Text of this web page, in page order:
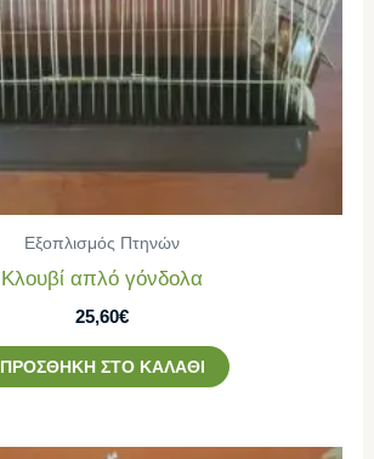
Εξοπλισμός Πτηνών
Κλουβί απλό γόνδολα
25,60€
ΠΡΟΣΘΉΚΗ ΣΤΟ ΚΑΛΆΘΙ